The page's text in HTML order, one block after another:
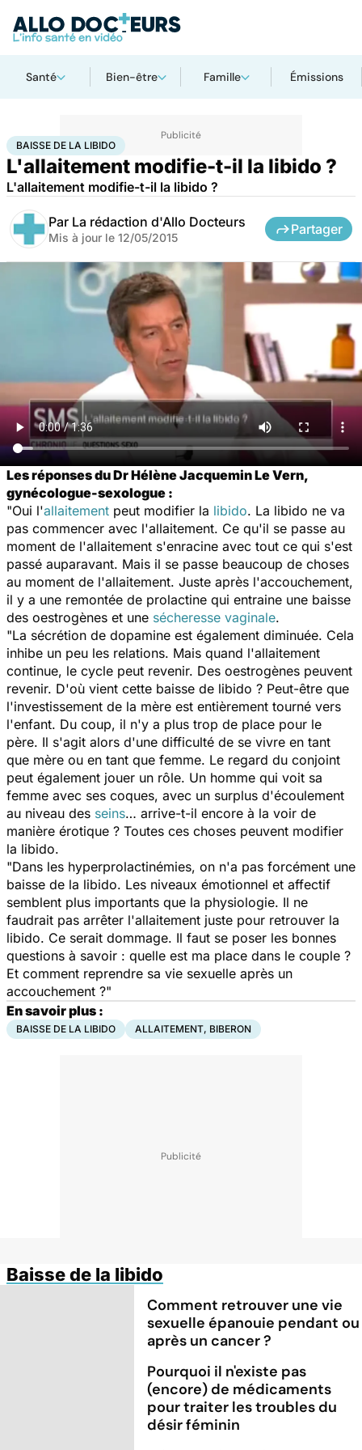
Santé Bien-être Famille Émissions
AccueilSanté Baisse de la libido
BAISSE DE LA LIBIDO
L'allaitement modifie-t-il la libido ?
L'allaitement modifie-t-il la libido ?
Par La rédaction d'Allo Docteurs
Mis à jour le 12/05/2015
Partager
Les réponses du Dr Hélène Jacquemin Le Vern,
gynécologue-sexologue :
"Oui l'allaitement peut modifier la libido. La libido ne va
pas commencer avec l'allaitement. Ce qu'il se passe au
moment de l'allaitement s'enracine avec tout ce qui s'est
passé auparavant. Mais il se passe beaucoup de choses
au moment de l'allaitement. Juste après l'accouchement,
il y a une remontée de prolactine qui entraine une baisse
des oestrogènes et une sécheresse vaginale.
"La sécrétion de dopamine est également diminuée. Cela
inhibe un peu les relations. Mais quand l'allaitement
continue, le cycle peut revenir. Des oestrogènes peuvent
revenir. D'où vient cette baisse de libido ? Peut-être que
l'investissement de la mère est entièrement tourné vers
l'enfant. Du coup, il n'y a plus trop de place pour le
père. Il s'agit alors d'une difficulté de se vivre en tant
que mère ou en tant que femme. Le regard du conjoint
peut également jouer un rôle. Un homme qui voit sa
femme avec ses coques, avec un surplus d'écoulement
au niveau des seins… arrive-t-il encore à la voir de
manière érotique ? Toutes ces choses peuvent modifier
la libido.
"Dans les hyperprolactinémies, on n'a pas forcément une
baisse de la libido. Les niveaux émotionnel et affectif
semblent plus importants que la physiologie. Il ne
faudrait pas arrêter l'allaitement juste pour retrouver la
libido. Ce serait dommage. Il faut se poser les bonnes
questions à savoir : quelle est ma place dans le couple ?
Et comment reprendre sa vie sexuelle après un
accouchement ?"
En savoir plus :
BAISSE DE LA LIBIDO ALLAITEMENT, BIBERON
Baisse de la libido
Comment retrouver une vie
sexuelle épanouie pendant ou
après un cancer ?
Pourquoi il n'existe pas
(encore) de médicaments
pour traiter les troubles du
désir féminin